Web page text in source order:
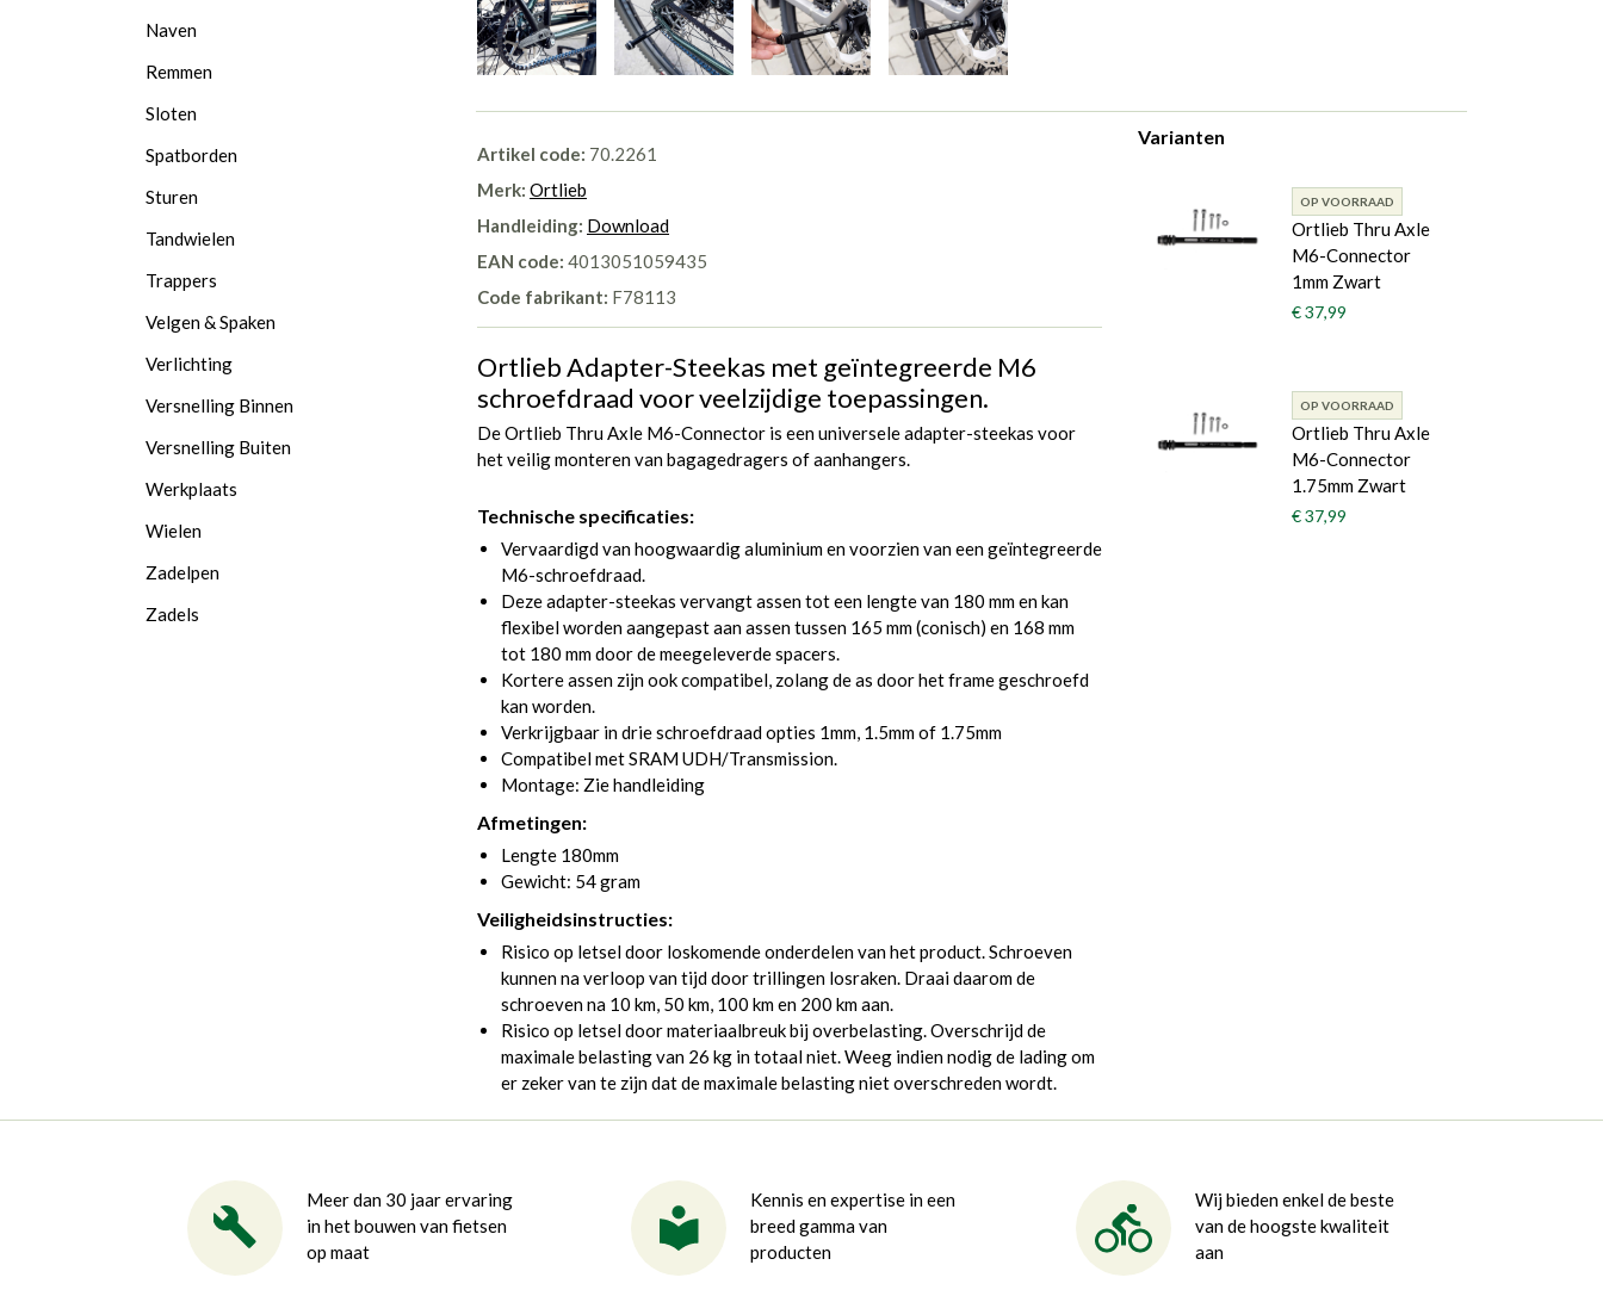
Artikel code: 70.2261
Merk: Ortlieb
Handleiding: Download
EAN code: 4013051059435
Code fabrikant: F78113
Ortlieb Adapter-Steekas met geïntegreerde M6
schroefdraad voor veelzijdige toepassingen.
De Ortlieb Thru Axle M6-Connector is een universele adapter-steekas voor
het veilig monteren van bagagedragers of aanhangers.
Technische specificaties:
Vervaardigd van hoogwaardig aluminium en voorzien van een geïntegreerde
M6-schroefdraad.
Deze adapter-steekas vervangt assen tot een lengte van 180 mm en kan
flexibel worden aangepast aan assen tussen 165 mm (conisch) en 168 mm
tot 180 mm door de meegeleverde spacers.
Kortere assen zijn ook compatibel, zolang de as door het frame geschroefd
kan worden.
Verkrijgbaar in drie schroefdraad opties 1mm, 1.5mm of 1.75mm
Compatibel met SRAM UDH/Transmission.
Montage: Zie handleiding
Afmetingen:
Lengte 180mm
Gewicht: 54 gram
Veiligheidsinstructies:
Risico op letsel door loskomende onderdelen van het product. Schroeven
kunnen na verloop van tijd door trillingen losraken. Draai daarom de
schroeven na 10 km, 50 km, 100 km en 200 km aan.
Risico op letsel door materiaalbreuk bij overbelasting. Overschrijd de
maximale belasting van 26 kg in totaal niet. Weeg indien nodig de lading om
er zeker van te zijn dat de maximale belasting niet overschreden wordt.
Varianten
OP VOORRAAD
Ortlieb Thru Axle
M6-Connector
1mm Zwart
€ 37,99
OP VOORRAAD
Ortlieb Thru Axle
M6-Connector
1.75mm Zwart
€ 37,99
Naven
Remmen
Sloten
Spatborden
Sturen
Tandwielen
Trappers
Velgen & Spaken
Verlichting
Versnelling Binnen
Versnelling Buiten
Werkplaats
Wielen
Zadelpen
Zadels
Meer dan 30 jaar ervaring
in het bouwen van fietsen
op maat
Kennis en expertise in een
breed gamma van
producten
Wij bieden enkel de beste
van de hoogste kwaliteit
aan